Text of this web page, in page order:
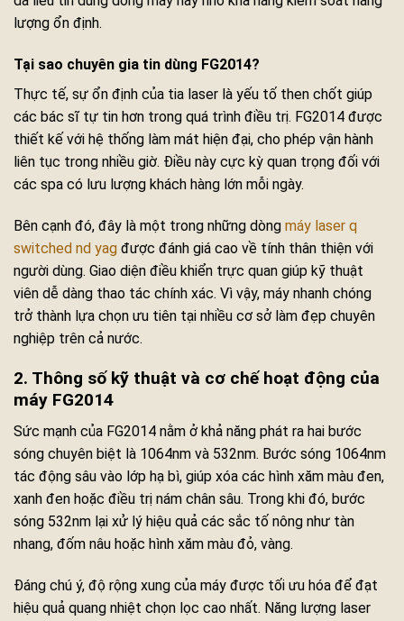
lượng ổn định.
Tại sao chuyên gia tin dùng FG2014?
Thực tế, sự ổn định của tia laser là yếu tố then chốt giúp
các bác sĩ tự tin hơn trong quá trình điều trị. FG2014 được
thiết kế với hệ thống làm mát hiện đại, cho phép vận hành
liên tục trong nhiều giờ. Điều này cực kỳ quan trọng đối với
các spa có lưu lượng khách hàng lớn mỗi ngày.
Bên cạnh đó, đây là một trong những dòng máy laser q
switched nd yag được đánh giá cao về tính thân thiện với
người dùng. Giao diện điều khiển trực quan giúp kỹ thuật
viên dễ dàng thao tác chính xác. Vì vậy, máy nhanh chóng
trở thành lựa chọn ưu tiên tại nhiều cơ sở làm đẹp chuyên
nghiệp trên cả nước.
2. Thông số kỹ thuật và cơ chế hoạt động của
máy FG2014
Sức mạnh của FG2014 nằm ở khả năng phát ra hai bước
sóng chuyên biệt là 1064nm và 532nm. Bước sóng 1064nm
tác động sâu vào lớp hạ bì, giúp xóa các hình xăm màu đen,
xanh đen hoặc điều trị nám chân sâu. Trong khi đó, bước
sóng 532nm lại xử lý hiệu quả các sắc tố nông như tàn
nhang, đốm nâu hoặc hình xăm màu đỏ, vàng.
Đáng chú ý, độ rộng xung của máy được tối ưu hóa để đạt
hiệu quả quang nhiệt chọn lọc cao nhất. Năng lượng laser